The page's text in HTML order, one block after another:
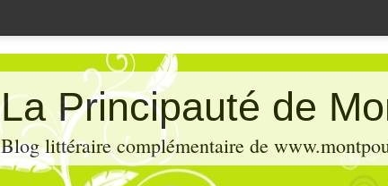
La Principauté de
Blog littéraire complémentaire de